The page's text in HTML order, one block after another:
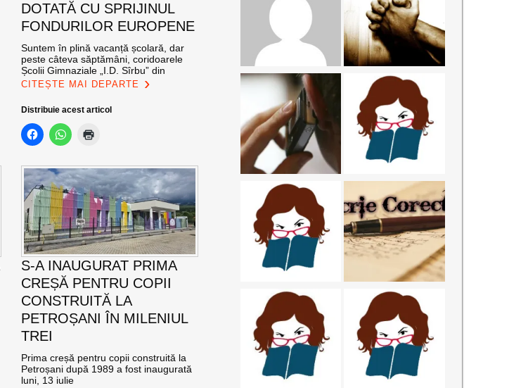
DOTATĂ CU SPRIJINUL
FONDURILOR EUROPENE
Suntem în plină vacanță școlară, dar
peste câteva săptămâni, coridoarele
Școlii Gimnaziale „I.D. Sîrbu” din
CITEȘTE MAI DEPARTE
Distribuie acest articol
S-A INAUGURAT PRIMA
CREȘĂ PENTRU COPII
CONSTRUITĂ LA
PETROȘANI ÎN MILENIUL
TREI
Prima creșă pentru copii construită la
Petroșani după 1989 a fost inaugurată
luni, 13 iulie